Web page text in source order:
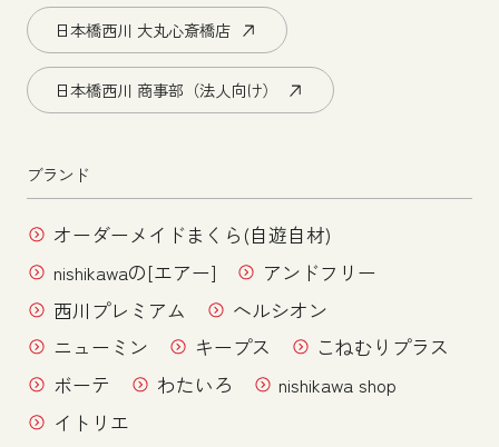
日本橋西川 大丸心斎橋店
日本橋西川 商事部（法人向け）
ブランド
オーダーメイドまくら(自遊自材)
nishikawaの[エアー]
アンドフリー
西川プレミアム
ヘルシオン
ニューミン
キープス
こねむりプラス
ボーテ
わたいろ
nishikawa shop
イトリエ